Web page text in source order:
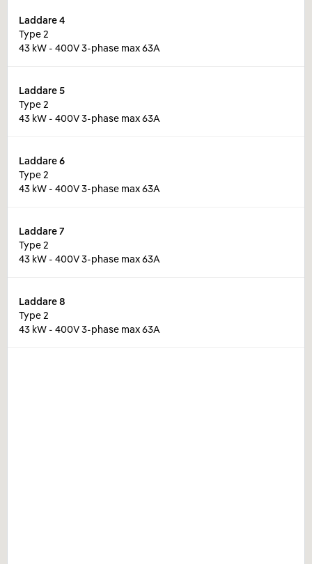
Laddare4
Type 2
43 kW - 400V 3-phase max 63A
Laddare5
Type 2
43 kW - 400V 3-phase max 63A
Laddare6
Type 2
43 kW - 400V 3-phase max 63A
Laddare7
Type 2
43 kW - 400V 3-phase max 63A
Laddare8
Type 2
43 kW - 400V 3-phase max 63A